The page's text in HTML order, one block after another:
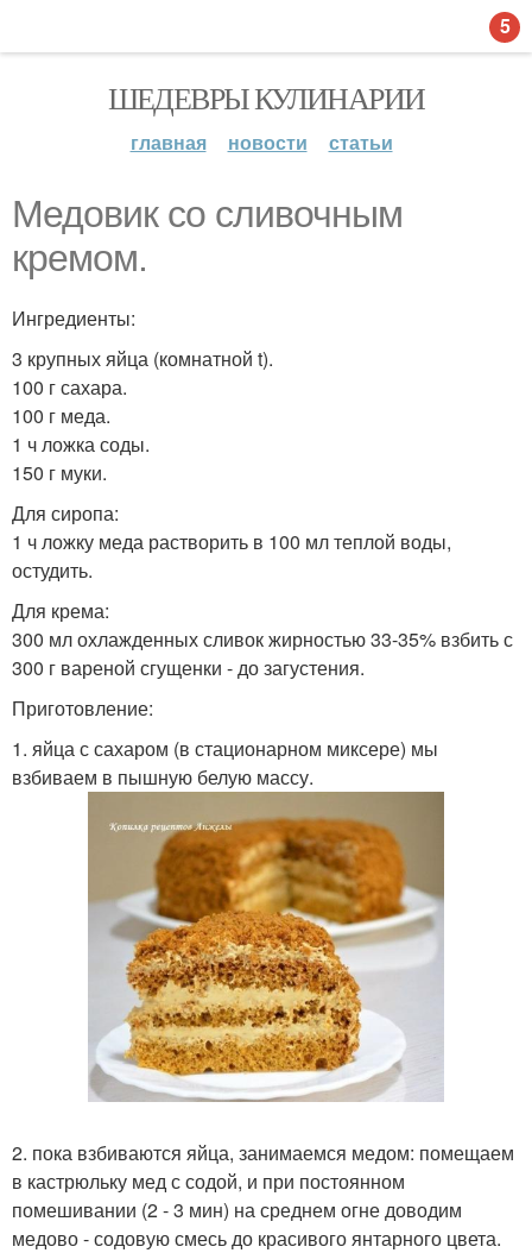
ШЕДЕВРЫ КУЛИНАРИИ
главная новости статьи
Медовик со сливочным
кремом.
Ингредиенты:
3 крупных яйца (комнатной t).
100 г сахара.
100 г меда.
1 ч ложка соды.
150 г муки.
Для сиропа:
1 ч ложку меда растворить в 100 мл теплой воды,
остудить.
Для крема:
300 мл охлажденных сливок жирностью 33-35% взбить с
300 г вареной сгущенки - до загустения.
Приготовление:
1. яйца с сахаром (в стационарном миксере) мы
взбиваем в пышную белую массу.
2. пока взбиваются яйца, занимаемся медом: помещаем
в кастрюльку мед с содой, и при постоянном
помешивании (2 - 3 мин) на среднем огне доводим
медово - содовую смесь до красивого янтарного цвета.
5